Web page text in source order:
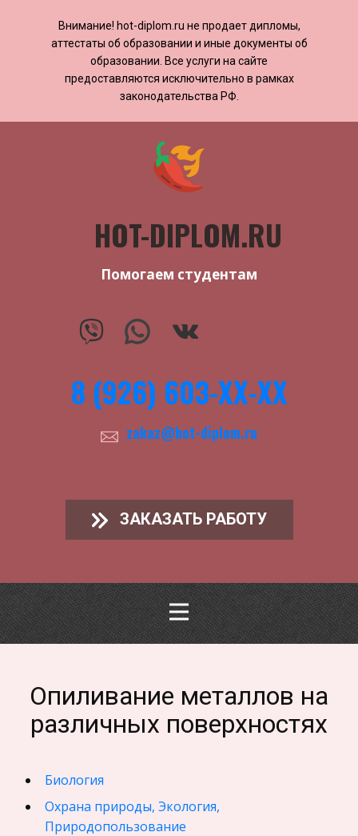
Внимание! ​​​​hot-diplom.ru не продает дипломы,
аттестаты об образовании и иные документы об
образовании. Все услуги на сайте
предоставляются исключительно в рамках
законодательства РФ.
HOT-DIPLOM.RU
Помогаем студентам
8 (926) 603-ХХ-ХХ
zakaz@hot-diplom.ru
ЗАКАЗАТЬ РАБОТУ
Опиливание металлов на
различных поверхностях
Биология
Охрана природы, Экология,
Природопользование